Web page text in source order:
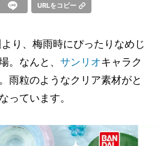
URLをコピー
り、梅雨時にぴったりなめじ
。なんと、 サンリオキャラク
雨粒のようなクリア素材がと
っています。